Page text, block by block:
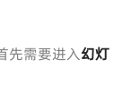
先需要进入幻灯